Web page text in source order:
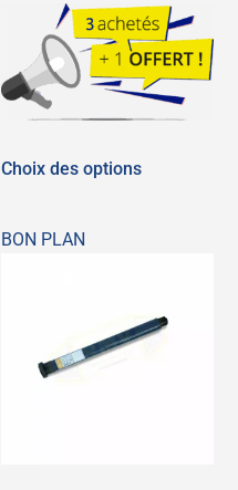
Choix des options
BON PLAN